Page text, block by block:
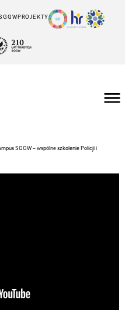
PROJEKTY
SGGW – wspólne szkolenie Policji i